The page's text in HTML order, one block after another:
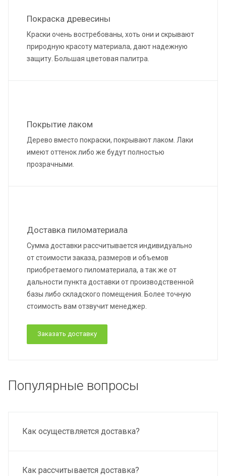
Покраска древесины
Краски очень востребованы, хоть они и скрывают
природную красоту материала, дают надежную
защиту. Большая цветовая палитра.
Покрытие лаком
Дерево вместо покраски, покрывают лаком. Лаки
имеют оттенок либо же будут полностью
прозрачными.
Доставка пиломатериала
Сумма доставки рассчитывается индивидуально
от стоимости заказа, размеров и объемов
приобретаемого пиломатериала, а так же от
дальности пункта доставки от производственной
базы либо складского помещения. Более точную
стоимость вам отзвучит менеджер.
Заказать доставку
Популярные вопросы
Как осуществляется доставка?
Как рассчитывается доставка?